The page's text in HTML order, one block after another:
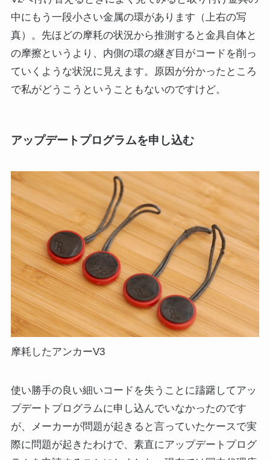
中にもう一段小さい金属の環があります（上右の写
真）。先ほどの摩耗の状況から推測すると金具自体と
の摩擦というより、内側の環の継ぎ目がコードを削っ
ていくような状況に見えます。原因が分かったところ
で私がどうこうということもないのですけど。
アップデートプログラムを申し込む
摩耗したアンカーV3
使い勝手の良い細いコードを失うことに躊躇してアッ
プデートプログラムに申し込んでいなかったのです
が、メーカーが問題が起きると言っていたケースで実
際に問題が起きたわけで、素直にアップデートプログ